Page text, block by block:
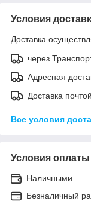
Условия
Доставка
через
Адресная
Доставка почтой
Все условия
Условия оплаты
Наличными
Безналичный